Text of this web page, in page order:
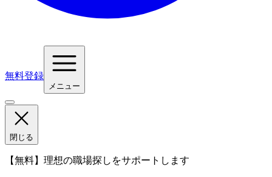
無料登録
メニュー
閉じる
【無料】理想の職場探しをサポートします